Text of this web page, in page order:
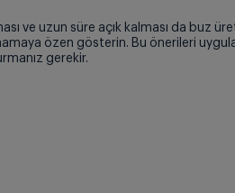
ve uzun süre açık kalması da buz
özen gösterin. Bu önerileri
gerekir.